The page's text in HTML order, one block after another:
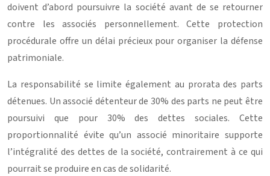
doivent d’abord poursuivre la société avant de se retourner
contre les associés personnellement. Cette protection
procédurale offre un délai précieux pour organiser la défense
patrimoniale.
La responsabilité se limite également au prorata des parts
détenues. Un associé détenteur de 30% des parts ne peut être
poursuivi que pour 30% des dettes sociales. Cette
proportionnalité évite qu’un associé minoritaire supporte
l’intégralité des dettes de la société, contrairement à ce qui
pourrait se produire en cas de solidarité.